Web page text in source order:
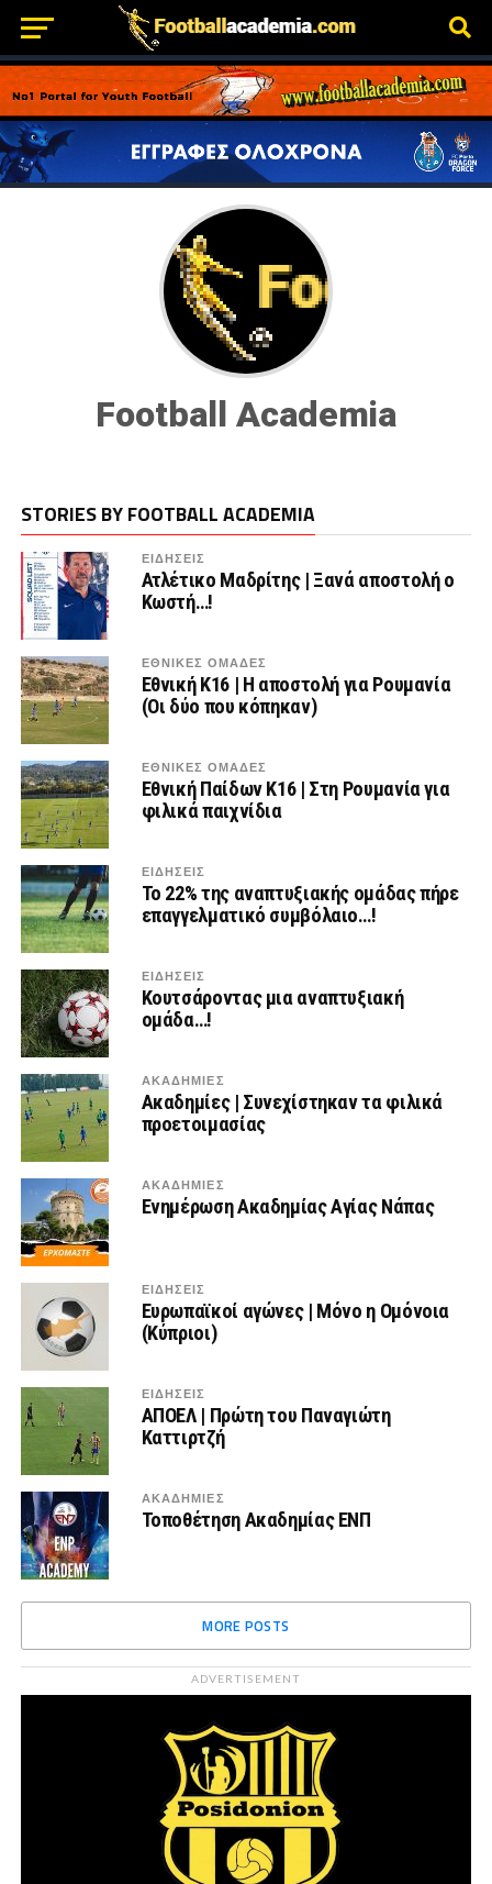
Football Academia
STORIES BY FOOTBALL ACADEMIA
ΕΙΔΗΣΕΙΣ
Ατλέτικο Μαδρίτης | Ξανά αποστολή ο
Κωστή…!
ΕΘΝΙΚΕΣ ΟΜΑΔΕΣ
Εθνική Κ16 | Η αποστολή για Ρουμανία
(Οι δύο που κόπηκαν)
ΕΘΝΙΚΕΣ ΟΜΑΔΕΣ
Εθνική Παίδων Κ16 | Στη Ρουμανία για
φιλικά παιχνίδια
ΕΙΔΗΣΕΙΣ
Το 22% της αναπτυξιακής ομάδας πήρε
επαγγελματικό συμβόλαιο…!
ΕΙΔΗΣΕΙΣ
Κουτσάροντας μια αναπτυξιακή
ομάδα…!
ΑΚΑΔΗΜΙΕΣ
Ακαδημίες | Συνεχίστηκαν τα φιλικά
προετοιμασίας
ΑΚΑΔΗΜΙΕΣ
Ενημέρωση Ακαδημίας Αγίας Νάπας
ΕΙΔΗΣΕΙΣ
Ευρωπαϊκοί αγώνες | Μόνο η Ομόνοια
(Κύπριοι)
ΕΙΔΗΣΕΙΣ
ΑΠΟΕΛ | Πρώτη του Παναγιώτη
Καττιρτζή
ΑΚΑΔΗΜΙΕΣ
Τοποθέτηση Ακαδημίας ΕΝΠ
MORE POSTS
ADVERTISEMENT